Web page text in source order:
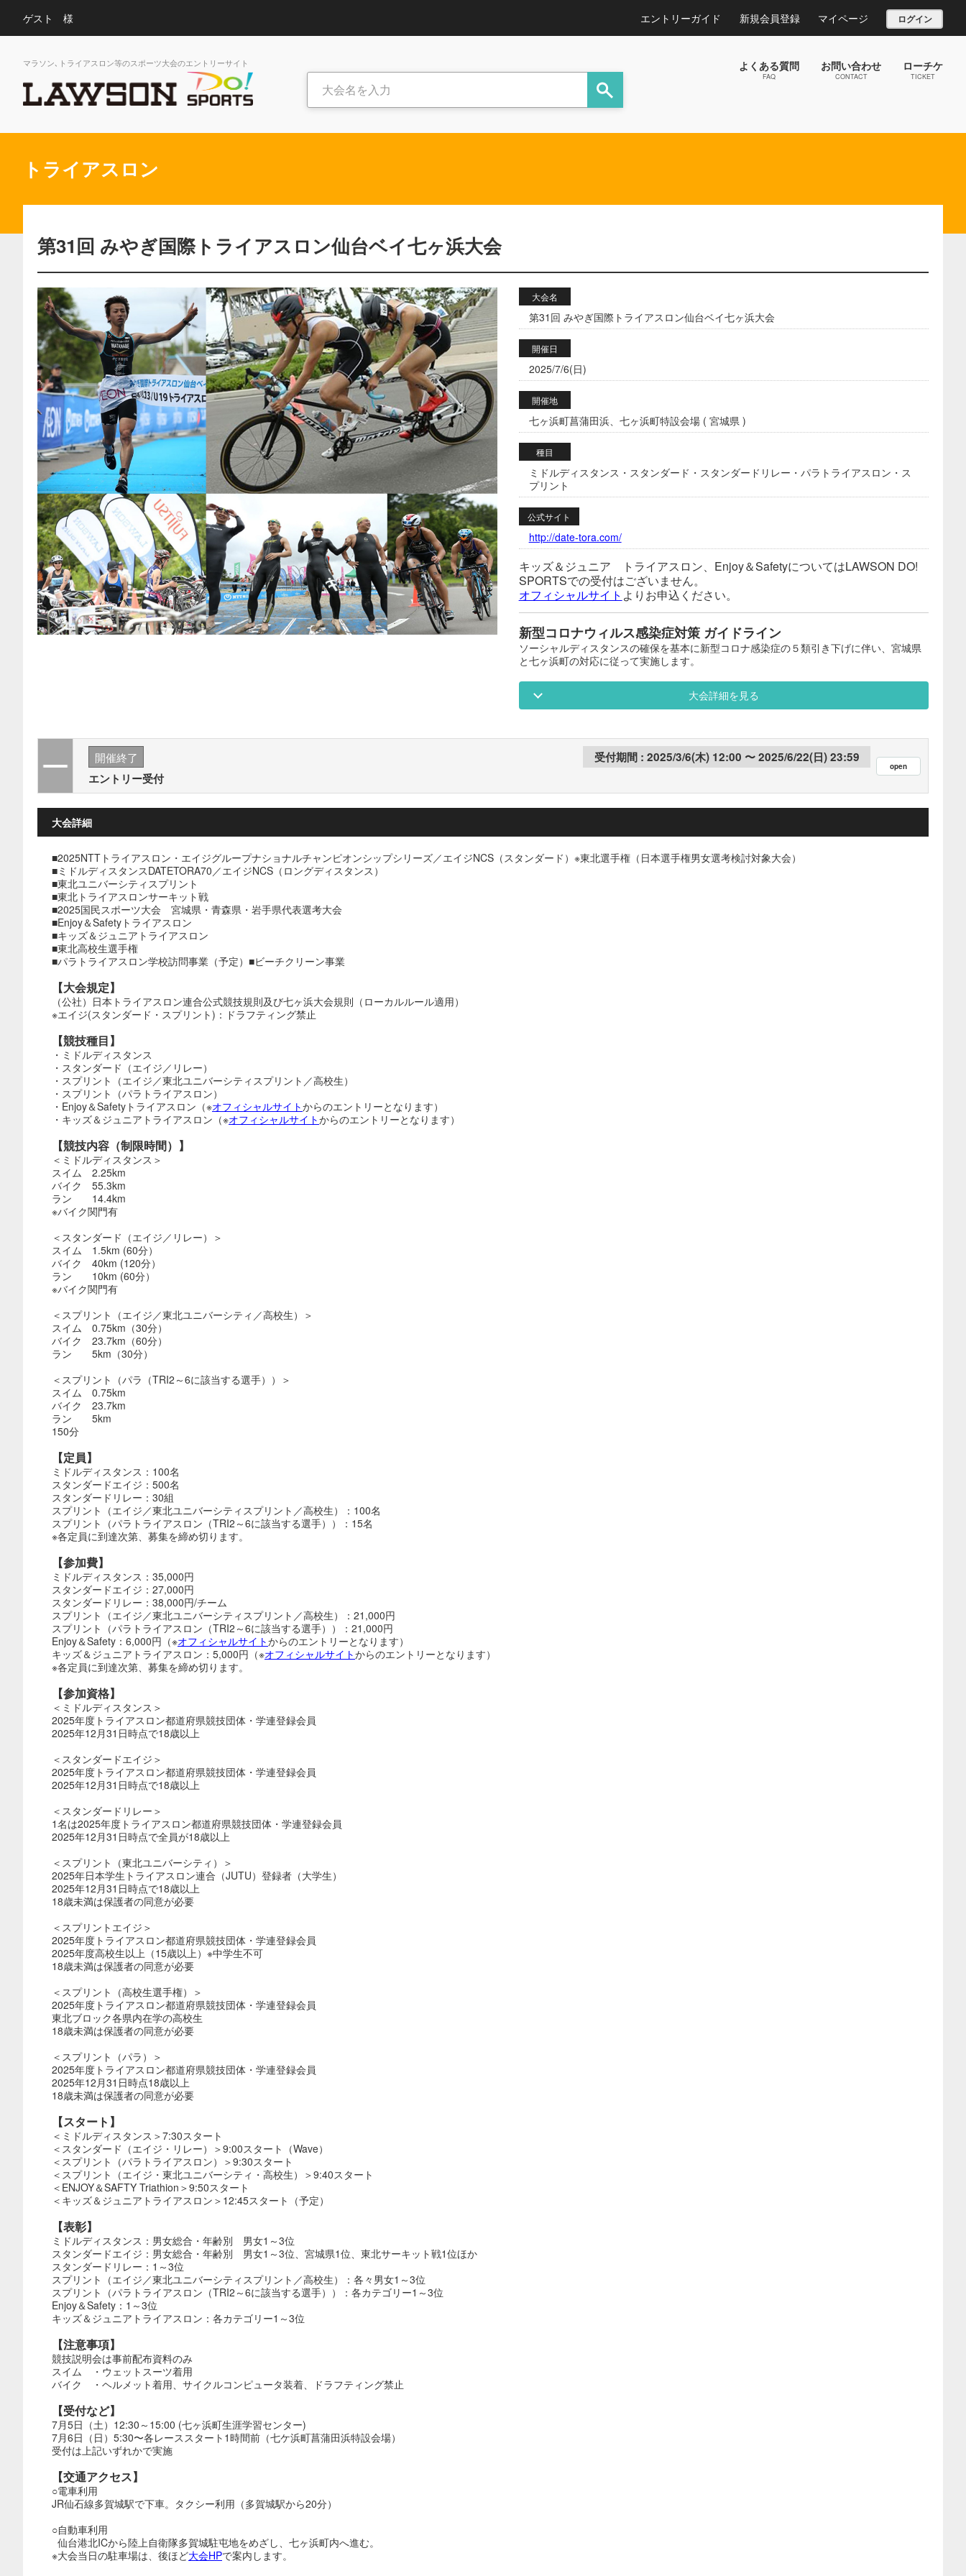
ゲスト 様 エントリーガイド 新規会員登録 マイページ ログイン
マラソン､トライアスロン等のスポーツ大会のエントリーサイト よくある質問
FAQ
お問い合わせ
CONTACT
ローチケ
TICKET
トライアスロン
第31回 みやぎ国際トライアスロン仙台ベイ七ヶ浜大会
大会名
第31回 みやぎ国際トライアスロン仙台ベイ七ヶ浜大会
開催日
2025/7/6(日)
開催地
七ヶ浜町菖蒲田浜、七ヶ浜町特設会場 ( 宮城県 )
種目
ミドルディスタンス・スタンダード・スタンダードリレー・パラトライアスロン・ス
プリント
公式サイト
http://date-tora.com/
キッズ＆ジュニア トライアスロン、Enjoy＆SafetyについてはLAWSON DO!
SPORTSでの受付はございません。
オフィシャルサイト よりお申込ください。
新型コロナウィルス感染症対策 ガイドライン
ソーシャルディスタンスの確保を基本に新型コロナ感染症の５類引き下げに伴い、宮城県
と七ヶ浜町の対応に従って実施します。
大会詳細を見る
開催終了
エントリー受付
2025/3/6(木) 12:00 2025/6/22(日) 23:59
大会詳細
■2025NTTトライアスロン・エイジグループナショナルチャンピオンシップシリーズ／エイジNCS（スタンダード）※東北選手権（日本選手権男女選考検討対象大会）
■ミドルディスタンスDATETORA70／エイジNCS（ロングディスタンス）
■東北ユニバーシティスプリント
■東北トライアスロンサーキット戦
■2025国民スポーツ大会 宮城県・青森県・岩手県代表選考大会
■Enjoy＆Safetyトライアスロン
■キッズ＆ジュニアトライアスロン
■東北⾼校⽣選⼿権
■パラトライアスロン学校訪問事業（予定）■ビーチクリーン事業
【大会規定】
（公社）⽇本トライアスロン連合公式競技規則及び七ヶ浜⼤会規則（ローカルルール適⽤）
※エイジ(スタンダード・スプリント)：ドラフティング禁⽌
【競技種目】
・ミドルディスタンス
・スタンダード（エイジ／リレー）
・スプリント（エイジ／東北ユニバーシティスプリント／高校生）
・スプリント（パラトライアスロン）
・Enjoy＆Safetyトライアスロン（※オフィシャルサイトからのエントリーとなります）
・キッズ＆ジュニアトライアスロン（※オフィシャルサイトからのエントリーとなります）
【競技内容（制限時間）】
＜ミドルディスタンス＞
スイム 2.25km
バイク 55.3km
ラン 14.4km
※バイク関門有
＜スタンダード（エイジ／リレー）＞
スイム 1.5km (60分）
バイク 40km (120分）
ラン 10km (60分）
※バイク関門有
＜スプリント（エイジ／東北ユニバーシティ／高校生）＞
スイム 0.75km（30分）
バイク 23.7km（60分）
ラン 5km（30分）
＜スプリント（パラ（TRI2～6に該当する選手））＞
スイム 0.75km
バイク 23.7km
ラン 5km
150分
【定員】
ミドルディスタンス：100名
スタンダードエイジ：500名
スタンダードリレー：30組
スプリント（エイジ／東北ユニバーシティスプリント／高校生）：100名
スプリント（パラトライアスロン（TRI2～6に該当する選手））：15名
※各定員に到達次第、募集を締め切ります。
【参加費】
ミドルディスタンス：35,000円
スタンダードエイジ：27,000円
スタンダードリレー：38,000円/チーム
スプリント（エイジ／東北ユニバーシティスプリント／高校生）：21,000円
スプリント（パラトライアスロン（TRI2～6に該当する選手））：21,000円
Enjoy＆Safety：6,000円（※オフィシャルサイトからのエントリーとなります）
キッズ＆ジュニアトライアスロン：5,000円（※オフィシャルサイトからのエントリーとなります）
※各定員に到達次第、募集を締め切ります。
【参加資格】
＜ミドルディスタンス＞
2025年度トライアスロン都道府県競技団体・学連登録会員
2025年12月31日時点で18歳以上
＜スタンダードエイジ＞
2025年度トライアスロン都道府県競技団体・学連登録会員
2025年12月31日時点で18歳以上
＜スタンダードリレー＞
1名は2025年度トライアスロン都道府県競技団体・学連登録会員
2025年12月31日時点で全員が18歳以上
＜スプリント（東北ユニバーシティ）＞
2025年日本学生トライアスロン連合（JUTU）登録者（大学生）
2025年12月31日時点で18歳以上
18歳未満は保護者の同意が必要
＜スプリントエイジ＞
2025年度トライアスロン都道府県競技団体・学連登録会員
2025年度高校生以上（15歳以上）※中学生不可
18歳未満は保護者の同意が必要
＜スプリント（高校生選手権）＞
2025年度トライアスロン都道府県競技団体・学連登録会員
東北ブロック各県内在学の高校生
18歳未満は保護者の同意が必要
＜スプリント（パラ）＞
2025年度トライアスロン都道府県競技団体・学連登録会員
2025年12月31日時点18歳以上
18歳未満は保護者の同意が必要
【スタート】
＜ミドルディスタンス＞7:30スタート
＜スタンダード（エイジ・リレー）＞9:00スタート（Wave）
＜スプリント（パラトライアスロン）＞9:30スタート
＜スプリント（エイジ・東北ユニバーシティ・高校生）＞9:40スタート
＜ENJOY＆SAFTY Triathion＞9:50スタート
＜キッズ＆ジュニアトライアスロン＞12:45スタート（予定）
【表彰】
ミドルディスタンス：男女総合・年齢別 男女1～3位
スタンダードエイジ：男女総合・年齢別 男女1～3位、宮城県1位、東北サーキット戦1位ほか
スタンダードリレー：1～3位
スプリント（エイジ／東北ユニバーシティスプリント／高校生）：各々男女1～3位
スプリント（パラトライアスロン（TRI2～6に該当する選手））：各カテゴリー1～3位
Enjoy＆Safety：1～3位
キッズ＆ジュニアトライアスロン：各カテゴリー1～3位
【注意事項】
競技説明会は事前配布資料のみ
スイム ・ウェットスーツ着用
バイク ・ヘルメット着用、サイクルコンピュータ装着、ドラフティング禁止
【受付など】
7月5日（土）12:30～15:00 (七ヶ浜町生涯学習センター)
7月6日（日）5:30〜各レーススタート1時間前（七ケ浜町菖蒲田浜特設会場）
受付は上記いずれかで実施
【交通アクセス】
○電車利用
JR仙石線多賀城駅で下車。タクシー利用（多賀城駅から20分）
○自動車利用
仙台港北ICから陸上自衛隊多賀城駐屯地をめざし、七ヶ浜町内へ進む。
※大会当日の駐車場は、後ほど大会HPで案内します。